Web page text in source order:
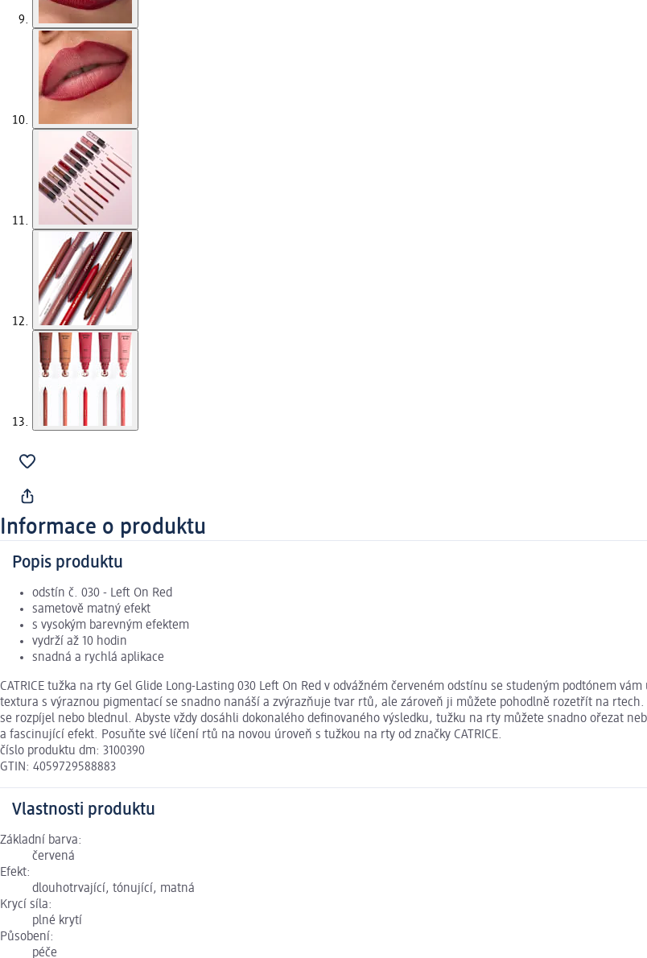
Informace o produktu
Popis produktu
odstín č. 030 - Left On Red
sametově matný efekt
s vysokým barevným efektem
vydrží až 10 hodin
snadná a rychlá aplikace
CATRICE tužka na rty Gel Glide Long-Lasting 030 Left On Red v odvážném červeném odstínu se studeným podtónem
textura s výraznou pigmentací se snadno nanáší a zvýrazňuje tvar rtů, ale zároveň ji můžete pohodlně rozetřít na
se rozpíjel nebo blednul. Abyste vždy dosáhli dokonalého definovaného výsledku, tužku na rty můžete snadno ořezat
a fascinující efekt. Posuňte své líčení rtů na novou úroveň s tužkou na rty od značky CATRICE.
číslo produktu dm: 3100390
GTIN: 4059729588883
Vlastnosti produktu
Základní barva:
červená
Efekt:
dlouhotrvající, tónující, matná
Krycí síla:
plné krytí
Působení:
péče